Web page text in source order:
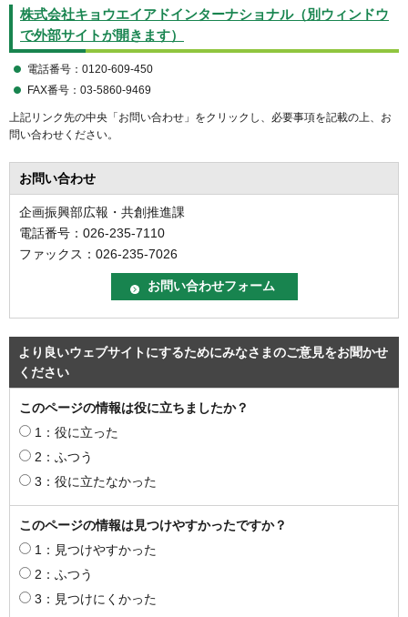
株式会社キョウエイアドインターナショナル（別ウィンドウ
で外部サイトが開きます）
電話番号：0120-609-450
FAX番号：03-5860-9469
上記リンク先の中央「お問い合わせ」をクリックし、必要事項を記載の上、お
問い合わせください。
お問い合わせ
企画振興部広報・共創推進課
電話番号：026-235-7110
ファックス：026-235-7026
より良いウェブサイトにするためにみなさまのご意見をお聞かせ
ください
このページの情報は役に立ちましたか？
1：役に立った
2：ふつう
3：役に立たなかった
このページの情報は見つけやすかったですか？
1：見つけやすかった
2：ふつう
3：見つけにくかった